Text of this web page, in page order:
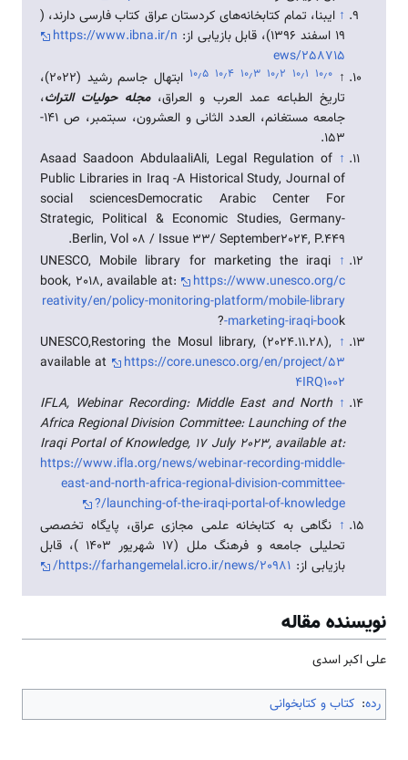
↑ ایبنا، تمام کتابخانه‌های کردستان عراق کتاب فارسی دارند، (
۱۹ اسفند 1396)، قابل بازیابی از:
https://www.ibna.ir/n
ews/258715
↑ ۱۰٫۰ ۱۰٫۱ ۱۰٫۲ ۱۰٫۳ ۱۰٫۴ ۱۰٫۵
ابتهال جاسم رشید (2022)،
تاریخ الطباعه عمد العرب و العراق،مجله حولیات التراث،
جامعه مستغانم، العدد الثانی و العشرون، سبتمبر، ص 141-
153.
↑
Asaad Saadoon AbdulaaliAli, Legal Regulation of
Public Libraries in Iraq -A Historical Study, Journal of
social sciencesDemocratic Arabic Center For
Strategic, Political & Economic Studies, Germany-
Berlin, Vol 08 / Issue 33/ September2024, P.449.
↑
UNESCO, Mobile library for marketing the iraqi
book, 2018, available at:
https://www.unesco.org/c
reativity/en/policy-monitoring-platform/mobile-library
-marketing-iraqi-book?
↑
UNESCO,Restoring the Mosul library, (2024.11.28),
available at
https://core.unesco.org/en/project/53
4IRQ1002
↑
IFLA, Webinar Recording: Middle East and North
Africa Regional Division Committee: Launching of the
Iraqi Portal of Knowledge, 17 July 2023, available at:
https://www.ifla.org/news/webinar-recording-middle-
east-and-north-africa-regional-division-committee-
launching-of-the-iraqi-portal-of-knowledge/?
↑ نگاهی به کتابخانه علمی مجازی عراق، پایگاه تخصصی
تحلیلی جامعه و فرهنگ ملل (۱۷ شهریور ۱۴۰۳ )، قابل
بازیابی از: https://farhangemelal.icro.ir/news/20981/
نویسنده مقاله
علی اکبر اسدی
رده: کتاب و کتابخوانی